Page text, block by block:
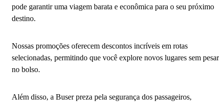
pode garantir uma viagem barata e econômica para o seu próximo
destino.
Nossas promoções oferecem descontos incríveis em rotas
selecionadas, permitindo que você explore novos lugares sem pesar
no bolso.
Além disso, a Buser preza pela segurança dos passageiros,